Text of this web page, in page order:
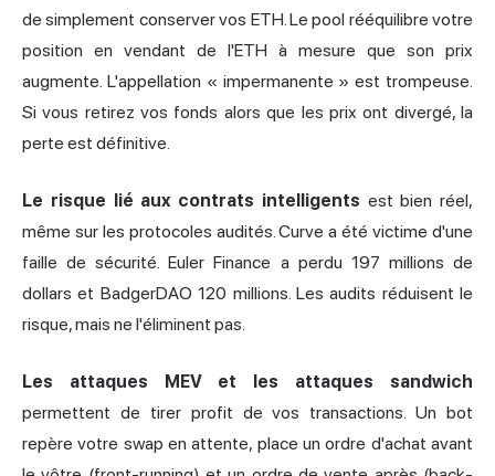
de simplement conserver vos ETH. Le pool rééquilibre votre
position en vendant de l'ETH à mesure que son prix
augmente. L'appellation « impermanente » est trompeuse.
Si vous retirez vos fonds alors que les prix ont divergé, la
perte est définitive.
Le risque lié aux contrats intelligents est bien réel,
même sur les protocoles audités. Curve a été victime d'une
faille de sécurité. Euler Finance a perdu 197 millions de
dollars et BadgerDAO 120 millions. Les audits réduisent le
risque, mais ne l'éliminent pas.
Les attaques MEV et les attaques sandwich
permettent de tirer profit de vos transactions. Un bot
repère votre swap en attente, place un ordre d'achat avant